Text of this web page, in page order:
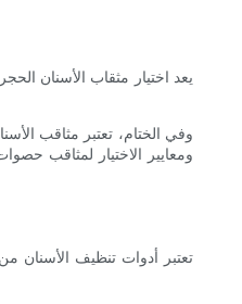
يعد اختيار مثقاب الأسنان
وفي الختام، تعتبر مثاقب
ومعايير الاختيار لمثاقب
تعتبر أدوات تنظيف الأسنان